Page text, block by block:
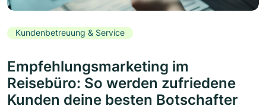
Kundenbetreuung & Service
Empfehlungsmarketing im
Reisebüro: So werden zufriedene
Kunden deine besten Botschafter